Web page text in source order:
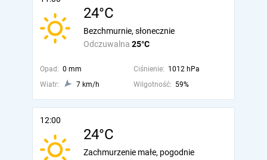
24°C
Odczuwalna 25°C
Bezchmurnie, słonecznie
Opad: 0 mm Ciśnienie: 1012 hPa
Wiatr:
7 km/h Wilgotność: 59%
12:00
24°C
Zachmurzenie małe, pogodnie